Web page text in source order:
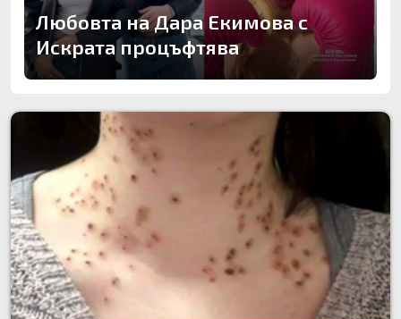
Любовта на Дара Екимова с
Искрата процъфтява